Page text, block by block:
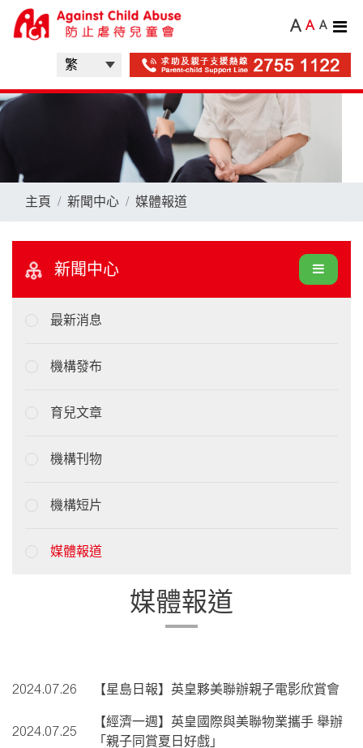
A A A
主頁 新聞中心 媒體報道
新聞中心
最新消息
機構發布
育兒文章
機構刊物
機構短片
媒體報道
媒體報道
2024.07.26 【星島日報】英皇夥美聯辦親子電影欣賞會
2024.07.25
【經濟一週】英皇國際與美聯物業攜手 舉辦
「親子同賞夏日好戲」